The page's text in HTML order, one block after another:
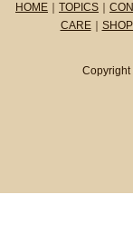
HOME TOPICS
CARE｜